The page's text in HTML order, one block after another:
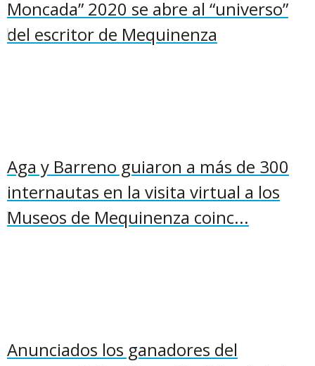
Moncada” 2020 se abre al “universo”
del escritor de Mequinenza
Aga y Barreno guiaron a más de 300
internautas en la visita virtual a los
Museos de Mequinenza coinc...
Anunciados los ganadores del